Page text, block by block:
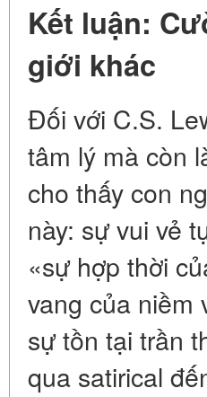
Kết luận:
giới khác
Đối với C.S.
tâm lý mà còn
cho thấy con
này: sự vui vẻ
«sự hợp thời
vang của niềm
sự tồn tại trần
qua satirical